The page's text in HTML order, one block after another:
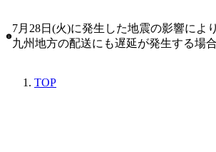
7月28日(火)に発生した地震の影響によ
九州地方の配送にも遅延が発生する場
TOP